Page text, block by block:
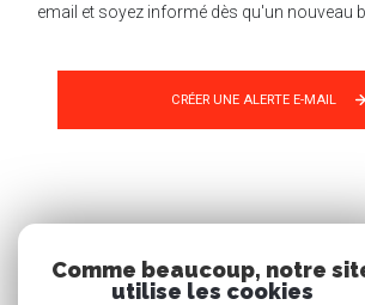
email et soyez informé dès qu'un nouveau
CRÉER UNE ALERTE E-MAIL
Comme beaucoup, notre
utilise les cookies